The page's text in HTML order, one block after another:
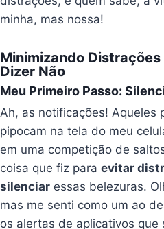
minha, mas nossa!
Minimizando
Dizer Não
Meu Primeiro Passo:
Ah, as notificações! Aqueles
pipocam na tela do meu
em uma competição de
coisa que fiz paraevitar
silenciar essas belezuras.
mas me senti como um ao
os alertas de aplicativos que